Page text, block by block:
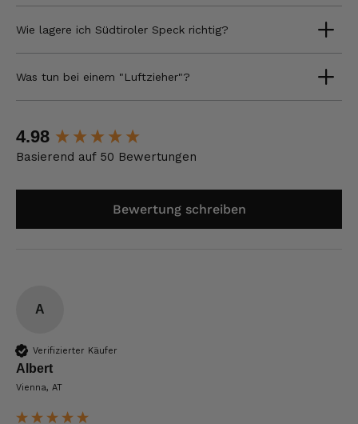
Wie lagere ich Südtiroler Speck richtig?
Was tun bei einem "Luftzieher"?
4.98
Basierend auf 50 Bewertungen
Bewertung schreiben
A
Verifizierter Käufer
Albert
Vienna, AT
New content loaded